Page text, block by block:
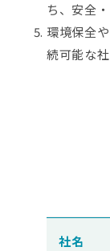
ち、安全
環境保全
続可能な
社名